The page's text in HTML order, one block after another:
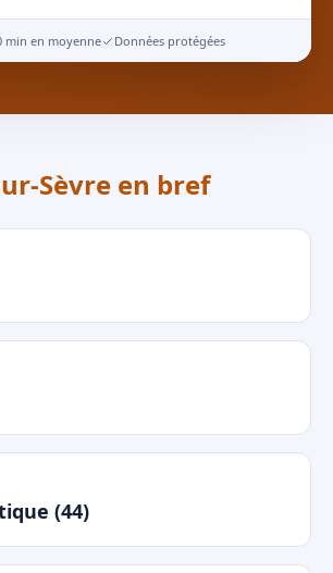
min en moyenne Données protégées
Sèvre en bref
(44)